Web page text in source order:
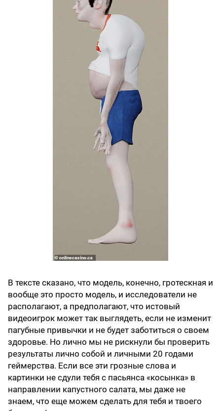
В тексте сказано, что модель, конечно, гротескная и
вообще это просто модель, и исследователи не
располагают, а предполагают, что истовый
видеоигрок может так выглядеть, если не изменит
пагубные привычки и не будет заботиться о своем
здоровье. Но лично мы не рискнули бы проверить
результаты лично собой и личными 20 годами
геймерства. Если все эти грозные слова и
картинки не сдули тебя с пасьянса «косынка» в
направлении капустного салата, мы даже не
знаем, что еще можем сделать для тебя и твоего